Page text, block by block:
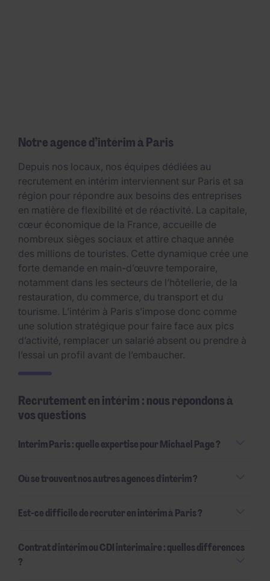
Notre agence d’intérim à Paris
Depuis nos locaux, nos équipes dédiées au
recrutement en intérim interviennent sur Paris et sa
région pour répondre aux besoins des entreprises
en matière de flexibilité et de réactivité. La capitale,
cœur économique de la France, accueille de
nombreux sièges sociaux et attire chaque année
des millions de touristes. Cette dynamique crée une
forte demande en main-d’œuvre temporaire,
notamment dans les secteurs de l’hôtellerie, de la
restauration, du commerce, du transport et du
tourisme. L’intérim à Paris s’impose donc comme
une solution stratégique pour faire face aux pics
d’activité, remplacer un salarié absent ou prendre à
l’essai un profil avant de l’embaucher.
Recrutement en intérim : nous répondons à
vos questions
Intérim Paris : quelle expertise pour Michael Page ?
Où se trouvent nos autres agences d'intérim ?
Est-ce difficile de recruter en intérim à Paris ?
Contrat d'intérim ou CDI intérimaire : quelles différences
?